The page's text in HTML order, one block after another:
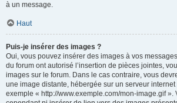
à un message.
Haut
Puis-je insérer des images ?
Oui, vous pouvez insérer des images à vos
du forum ont autorisé l’insertion de pièces jointes,
images sur le forum. Dans le cas contraire, vous
une image distante, hébergée sur un serveur
exemple « http://www.exemple.com/mon-image.gif ».